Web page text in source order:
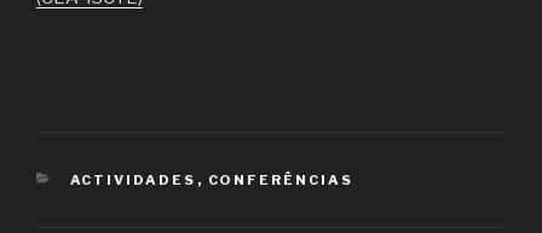
CATEGORIES
ACTIVIDADES , CONFERÊNCIAS